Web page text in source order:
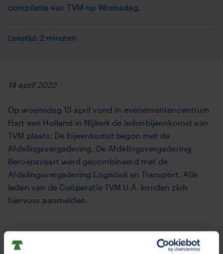
compilatie van TVM op Woensdag.
Leestijd: 2 minuten
14 april 2022
Op woensdag 13 april vond in evenementencentrum
Hart van Holland in Nijkerk de ledenbijeenkomst van
TVM plaats. De bijeenkomst begon met de
Afdelingsvergadering. De Afdelingsvergadering
Beroepsvaart werd gecombineerd met de
Afdelingsvergadering Logistiek en Transport. Alle
leden van de Coöperatie TVM U.A. konden zich
hiervoor aanmelden.
TVM op Woensdag over data